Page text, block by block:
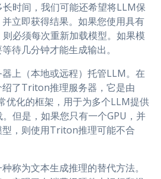
时间，我们可能还希望将LLM保
立即获得结果。如果您使用具有
必须每次重新加载模型。如果模
待几分钟才能生成输出。
上（本地或远程）托管LLM。在
了Triton推理服务器，它是由
优化的框架，用于为多个LLM提供
但是，如果您只有一个GPU，并
型，则使用Triton推理可能不合
称为文本生成推理的替代方法。